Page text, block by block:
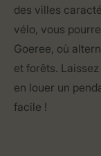
des villes
vélo, vous
Goeree, où
et forêts.
en louer un
facile !